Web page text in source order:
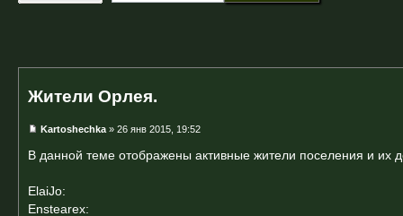
Жители Орлея.
Kartoshechka» 26 янв 2015, 19:52
В данной теме отображены активные жители поселения и их
ElaiJo:
Enstearex: